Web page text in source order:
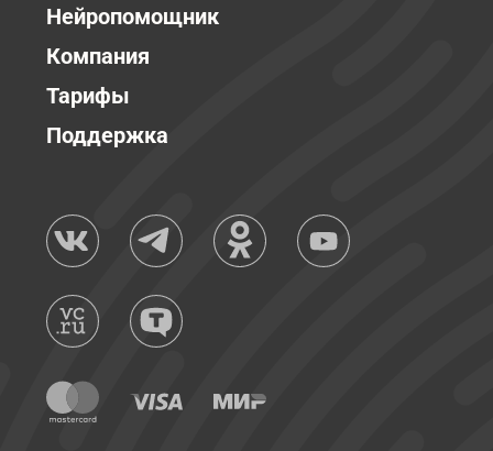
Нейропомощник
Компания
Тарифы
Поддержка